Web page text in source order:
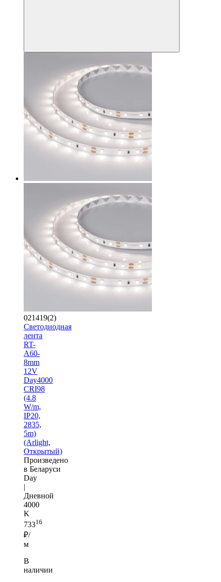
021419(2)
Светодиодная
лента
RT-
A60-
8mm
12V
Day4000
CRI98
(4.8
W/m,
IP20,
2835,
5m)
(Arlight,
Открытый)
Произведено
в Беларуси
Day
|
Дневной
4000
K
73316
₽/
м
В
наличии